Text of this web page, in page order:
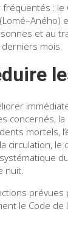
:
et au
mois.
concernés,
mortels,
circulation,
nuit.
le Code de